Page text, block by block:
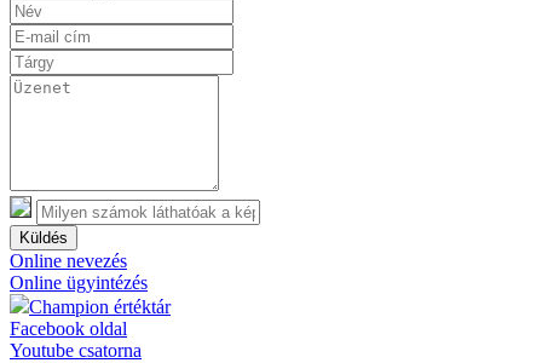
Küldés
Online nevezés
Online ügyintézés
Champion értéktár
Facebook oldal
Youtube csatorna